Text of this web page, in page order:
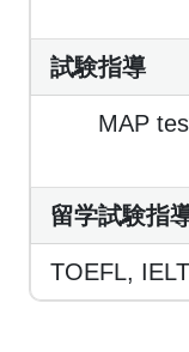
試験指導
MAP
留学試験指
TOEFL,